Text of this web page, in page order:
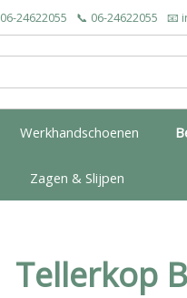
06-24622055 📞 06-24622055 📧
Werkhandschoenen
Zagen & Slijpen
Tellerkop